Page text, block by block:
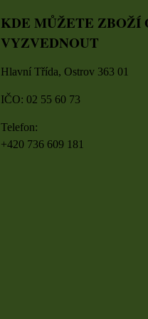
KDE MŮŽETE ZBOŽÍ
VYZVEDNOUT
Hlavní Třída, Ostrov 363 01
IČO: 02 55 60 73
Telefon:
+420 736 609 181